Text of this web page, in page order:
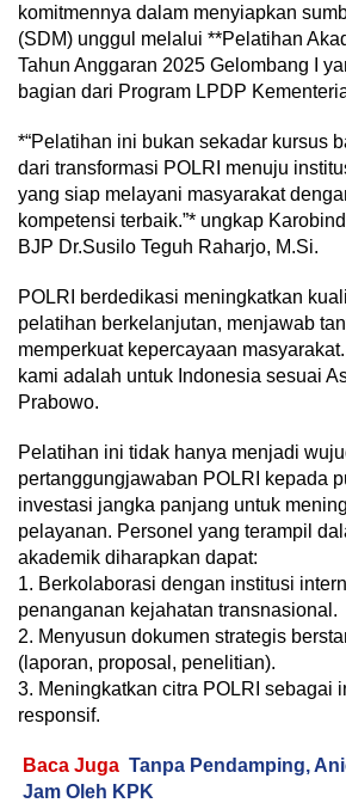
komitmennya dalam menyiapkan
(SDM) unggul melalui **Pelatihan
Tahun Anggaran 2025 Gelombang I
bagian dari Program LPDP
*“Pelatihan ini bukan sekadar kursus
dari transformasi POLRI menuju
yang siap melayani masyarakat
kompetensi terbaik.”* ungkap
BJP Dr.Susilo Teguh Raharjo, M.Si.
POLRI berdedikasi meningkatkan
pelatihan berkelanjutan, menjawab
memperkuat kepercayaan
kami adalah untuk Indonesia sesuai
Prabowo.
Pelatihan ini tidak hanya menjadi
pertanggungjawaban POLRI kepada
investasi jangka panjang untuk
pelayanan. Personel yang terampil
akademik diharapkan dapat:
1. Berkolaborasi dengan institusi
penanganan kejahatan transnasional.
2. Menyusun dokumen strategis
(laporan, proposal, penelitian).
3. Meningkatkan citra POLRI sebagai
responsif.
Baca Juga Tanpa Pendamping,
Jam Oleh KPK